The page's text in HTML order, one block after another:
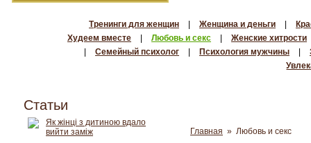
Тренинги для женщин Женщина и деньги
Худеем вместе
Любовь и секс
Женские хитрости
Семейный психолог Психология мужчины
Главная » Любовь и секс
Статьи
Як жінці з дитиною вдало
вийти заміж